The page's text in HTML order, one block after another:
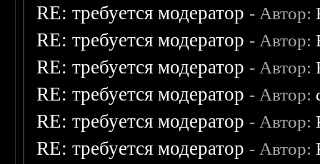
RE: требуется модератор - Автор:
RE: требуется модератор - Автор:
RE: требуется модератор - Автор:
RE: требуется модератор - Автор:
RE: требуется модератор - Автор:
RE: требуется модератор - Автор: